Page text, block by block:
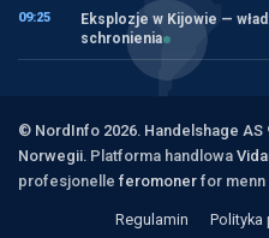
09:25
Eksplozje w Kijowie —
schronienia
© NordInfo 2026. Handelshage AS
Norwegii. Platforma handlowa
profesjonelle feromoner for menn
Regulamin
Polityka